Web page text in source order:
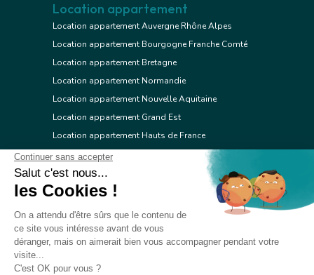
Location appartement
Location appartement Auvergne Rhône Alpes
Location appartement Bourgogne Franche Comté
Location appartement Bretagne
Location appartement Normandie
Location appartement Nouvelle Aquitaine
Location appartement Grand Est
Location appartement Hauts de France
Location appartement Ile de France
Location appartement Centre Val de Loire
Location appartement Occitanie
Location appartement Provence Alpes Côte d'Azur
Location appartement Corse